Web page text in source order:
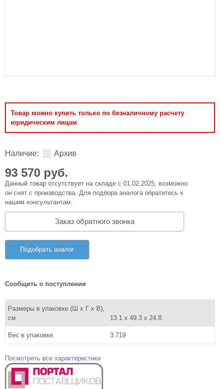
Товар можно купить только по безналичному расчету
юридическим лицам
Наличие: Архив
93 570 руб.
Данный товар отсутствует на складе с 01.02.2025, возможно
он снят с производства. Для подбора аналога обратитесь к
нашим консультантам.
Заказ обратного звонка
Подобрать аналог
Сообщить о поступлении
Размеры в упаковке (Ш x Г x В),
см
13.1 x 49.3 x 24.8
Вес в упаковке 3.719
Посмотреть все характеристики